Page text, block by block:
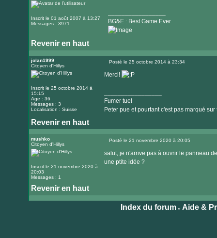
Inscrit le 01 août 2007 à 13:27
Messages : 3971
BG&E :Best Game Ever
Revenir en haut
le
jolan1999
Citoyen d'Hillys
Inscrit le 25 octobre 2014 à
15:15
Age : 36
Messages : 3
Localisation : Suisse
Posté le 25 octobre 2014 à 23:34
Merci!
Fumer tue!
Peter pue et pourtant c'est pas marqué sur
Revenir en haut
mushko
Citoyen d'Hillys
Inscrit le 21 novembre 2020 à
20:03
Messages : 1
Posté le 21 novembre 2020 à 20:05
salut, je n'arrive pas à ouvrir le panneau
une ptite idée ?
Revenir en haut
Index du forum» Aide &